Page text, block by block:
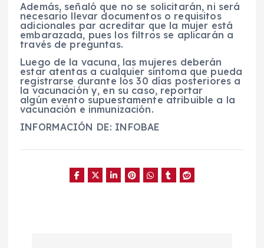
Además, señaló que no se solicitarán, ni será
necesario llevar documentos o requisitos
adicionales par acreditar que la mujer está
embarazada, pues los filtros se aplicarán a
través de preguntas.
Luego de la vacuna, las mujeres deberán
estar atentas a cualquier síntoma que pueda
registrarse durante los 30 días posteriores a
la vacunación y, en su caso, reportar
algún evento supuestamente atribuible a la
vacunación e inmunización.
INFORMACIÓN DE: INFOBAE